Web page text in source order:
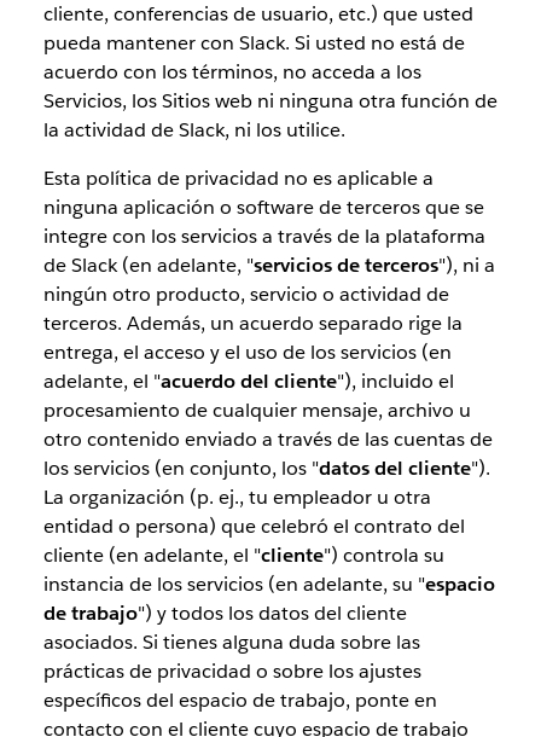
cliente, conferencias de usuario, etc.) que usted
pueda mantener con Slack. Si usted no está de
acuerdo con los términos, no acceda a los
Servicios, los Sitios web ni ninguna otra función de
la actividad de Slack, ni los utilice.
Esta política de privacidad no es aplicable a
ninguna aplicación o software de terceros que se
integre con los servicios a través de la plataforma
de Slack (en adelante, "servicios de terceros"), ni a
ningún otro producto, servicio o actividad de
terceros. Además, un acuerdo separado rige la
entrega, el acceso y el uso de los servicios (en
adelante, el "acuerdo del cliente"), incluido el
procesamiento de cualquier mensaje, archivo u
otro contenido enviado a través de las cuentas de
los servicios (en conjunto, los "datos del cliente").
La organización (p. ej., tu empleador u otra
entidad o persona) que celebró el contrato del
cliente (en adelante, el "cliente") controla su
instancia de los servicios (en adelante, su "espacio
de trabajo") y todos los datos del cliente
asociados. Si tienes alguna duda sobre las
prácticas de privacidad o sobre los ajustes
específicos del espacio de trabajo, ponte en
contacto con el cliente cuyo espacio de trabajo